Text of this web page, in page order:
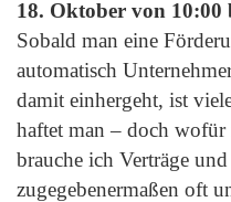
18. Oktober von 10:00
Sobald man eine
automatisch
damit einhergeht, ist
haftet man – doch wofür
brauche ich Verträge
zugegebenermaßen oft